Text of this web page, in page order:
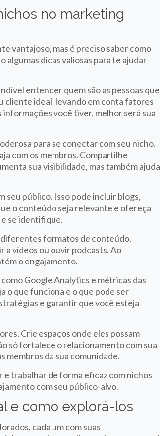
no marketing
vantajoso, mas é preciso saber como
dicas valiosas para te ajudar
entender quem são as pessoas que
cliente ideal, levando em conta fatores
você tiver, melhor será sua
para se conectar com seu nicho.
com os membros. Compartilhe
sua visibilidade, mas também ajuda
seu público. Isso pode incluir blogs,
o conteúdo seja relevante e ofereça
se identifique.
formatos de conteúdo.
a vídeos ou ouvir podcasts. Ao
o engajamento.
Google Analytics e métricas das
o que funciona e o que pode ser
e garantir que você esteja
Crie espaços onde eles possam
só fortalece o relacionamento com sua
membros da sua comunidade.
e trabalhar de forma eficaz com nichos
com seu público-alvo.
e como explorá-los
cada um com suas